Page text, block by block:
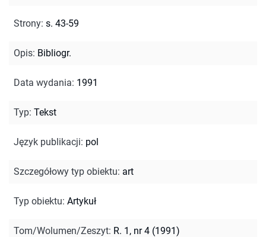
Strony: s. 43-59
Opis: Bibliogr.
Data wydania: 1991
Typ: Tekst
Język publikacji: pol
Szczegółowy typ obiektu: art
Typ obiektu: Artykuł
Tom/Wolumen/Zeszyt: R. 1, nr 4 (1991)